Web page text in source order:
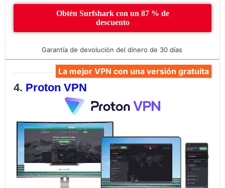
Obtén Surfshark con un 87 % de
descuento
Garantía de devolución del dinero de 30 días
La mejor VPN con una versión gratuita
Proton VPN